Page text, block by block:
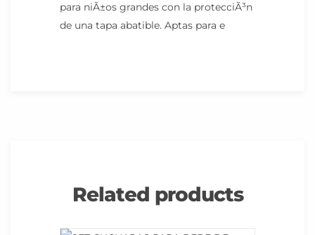
para niÃ±os grandes con la protecciÃ³n
de una tapa abatible. Aptas para e
Related products